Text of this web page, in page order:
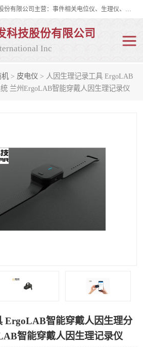
眼动仪多少钱?北京津发科技股份有限公司主营：事件相关电位仪、生理仪、肌电仪、脑电仪、皮电仪、眼动仪；是国家级高新技术企业、科技部认定的科技型中小企业和中关村高新技术企业，具备保密资格，具备自主进出口经营权；自主研发技术、产品与服务荣获多项省部级科学技术奖励、国家发明专利、国家软件著作权和省部级新技术新产品（服务）认证。
科技股份有限公司
Inc
机 > 皮电仪 > 人因生理记录工具 ErgoLAB
兰州ErgoLAB智能穿戴人因生理记录仪
ErgoLAB智能穿戴人因生理分
智能穿戴人因生理记录仪
脑电仪
动作捕捉与生物力学
人机交互实验室
实验